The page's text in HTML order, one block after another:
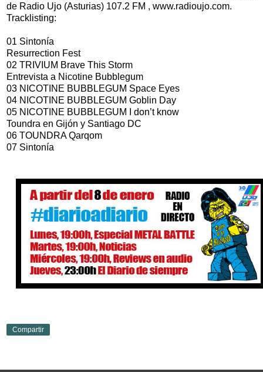
de Radio Ujo (Asturias) 107.2 FM , www.radioujo.com.
Tracklisting:
01 Sintonía
Resurrection Fest
02 TRIVIUM Brave This Storm
Entrevista a Nicotine Bubblegum
03 NICOTINE BUBBLEGUM Space Eyes
04 NICOTINE BUBBLEGUM Goblin Day
05 NICOTINE BUBBLEGUM I don’t know
Toundra en Gijón y Santiago DC
06 TOUNDRA Qarqom
07 Sintonía
Compartir